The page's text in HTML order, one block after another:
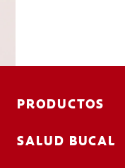
PRODUCTOS
SALUD BUCAL